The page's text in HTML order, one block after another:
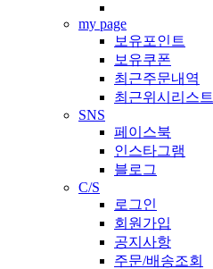
my page
보유포인트
보유쿠폰
최근주문내역
최근위시리스트
SNS
페이스북
인스타그램
블로그
C/S
로그인
회원가입
공지사항
주문/배송조회